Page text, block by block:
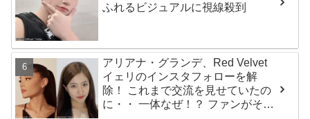
ふれるビジュアルに視線殺到
アリアナ・グランデ、Red Velvet
イェリのインスタフォローを解
除！ これまで交流を見せていたの
に・・ 一体なぜ！？ ファンがその